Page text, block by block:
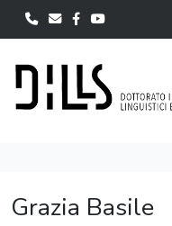
Grazia Basile